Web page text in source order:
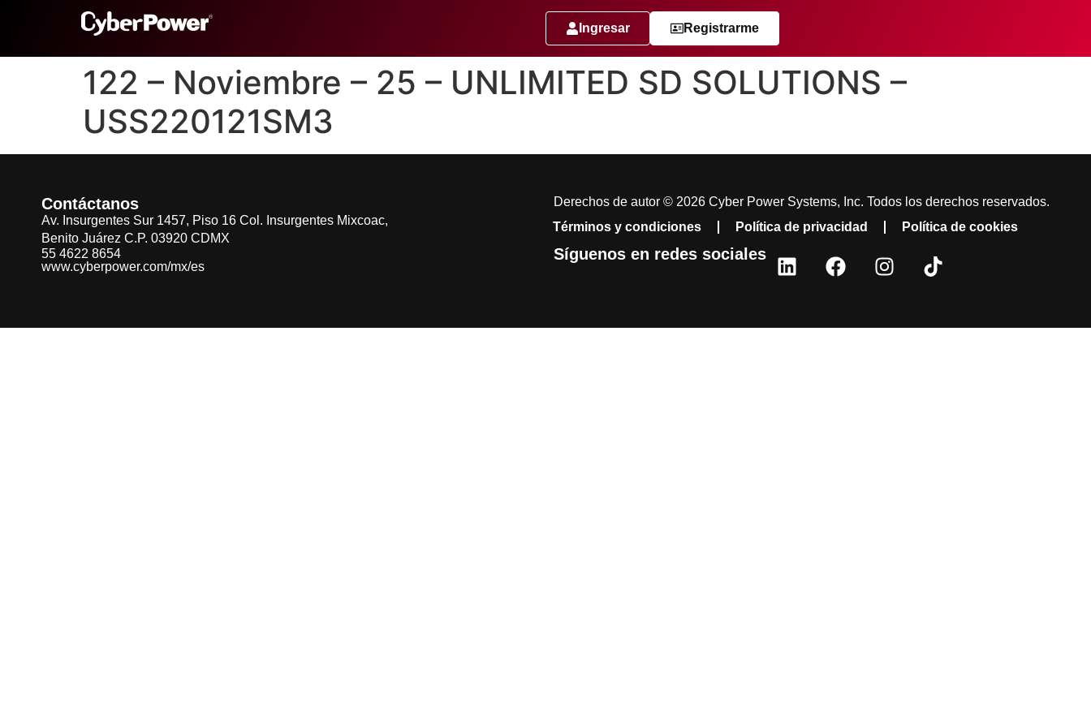
Ingresar Registrarme
122 – Noviembre – 25 – UNLIMITED SD SOLUTIONS –
USS220121SM3
Contáctanos
Av. Insurgentes Sur 1457, Piso 16 Col. Insurgentes Mixcoac,
Benito Juárez C.P. 03920 CDMX
55 4622 8654
www.cyberpower.com/mx/es
Derechos de autor © 2026 Cyber Power Systems, Inc. Todos los derechos reservados.
Términos y condiciones
Política de privacidad Política de cookies
Síguenos en redes sociales